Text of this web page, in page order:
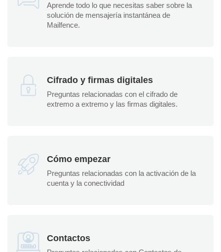
Aprende todo lo que necesitas saber sobre la
solución de mensajería instantánea de
Mailfence.
Cifrado y firmas digitales
Preguntas relacionadas con el cifrado de
extremo a extremo y las firmas digitales.
Cómo empezar
Preguntas relacionadas con la activación de la
cuenta y la conectividad
Contactos